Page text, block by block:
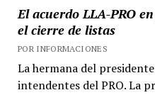
El acuerdo LLA-PRO
el cierre de listas
POR INFORMACIONES
La hermana del
intendentes del PRO. La